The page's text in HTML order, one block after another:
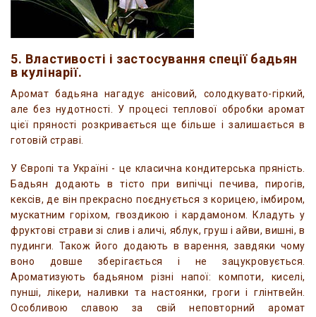
5. Властивості і застосування спеції бадьян
в кулінарії.
Аромат бадьяна нагадує анісовий, солодкувато-гіркий,
але без нудотності. У процесі теплової обробки аромат
цієї пряності розкривається ще більше і залишається в
готовій страві.
У Європі та Україні - це класична кондитерська пряність.
Бадьян додають в тісто при випічці печива, пирогів,
кексів, де він прекрасно поєднується з корицею, імбиром,
мускатним горіхом, гвоздикою і кардамоном. Кладуть у
фруктові страви зі слив і аличі, яблук, груш і айви, вишні, в
пудинги. Також його додають в варення, завдяки чому
воно довше зберігається і не зацукровується.
Ароматизують бадьяном різні напої: компоти, киселі,
пунші, лікери, наливки та настоянки, гроги і глінтвейн.
Особливою славою за свій неповторний аромат